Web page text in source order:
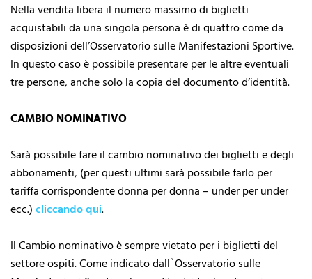
Nella vendita libera il numero massimo di biglietti
acquistabili da una singola persona è di quattro come da
disposizioni dell’Osservatorio sulle Manifestazioni Sportive.
In questo caso è possibile presentare per le altre eventuali
tre persone, anche solo la copia del documento d’identità.
CAMBIO NOMINATIVO
Sarà possibile fare il cambio nominativo dei biglietti e degli
abbonamenti, (per questi ultimi sarà possibile farlo per
tariffa corrispondente donna per donna – under per under
ecc.)cliccando qui.
Il Cambio nominativo è sempre vietato per i biglietti del
settore ospiti. Come indicato dall`Osservatorio sulle